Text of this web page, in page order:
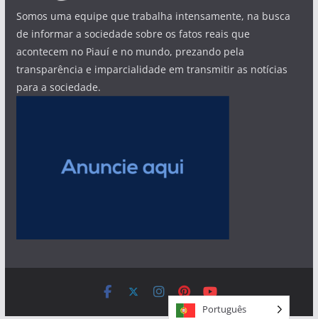
Somos uma equipe que trabalha intensamente, na busca
de informar a sociedade sobre os fatos reais que
acontecem no Piauí e no mundo, prezando pela
transparência e imparcialidade em transmitir as notícias
para a sociedade.
Português